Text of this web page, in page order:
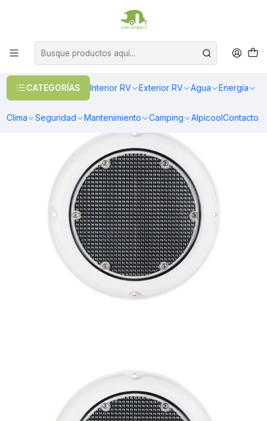
CATEGORÍAS Interior RV Exterior RV Agua Energía
Clima Seguridad Mantenimiento Camping AlpicoolContacto
OFERTAS EN CALEFACCIÓN DIESEL
Claraboyas con extractor
Ventilador/Extractor 12v solar para techo de casa rodante o
motorhome